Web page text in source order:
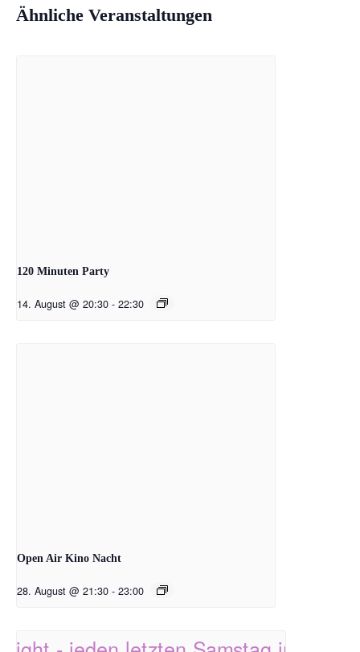
Ähnliche Veranstaltungen
120 Minuten Party
14. August @ 20:30 - 22:30
Open Air Kino Nacht
28. August @ 21:30 - 23:00